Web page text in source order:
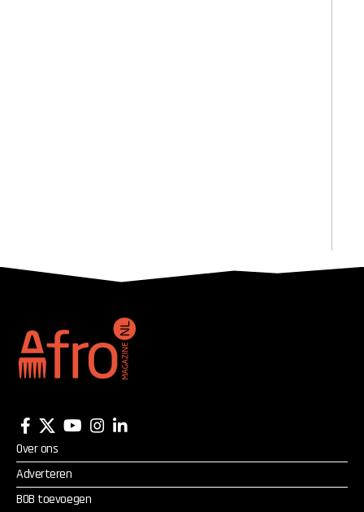
Over ons
Adverteren
BOB toevoegen